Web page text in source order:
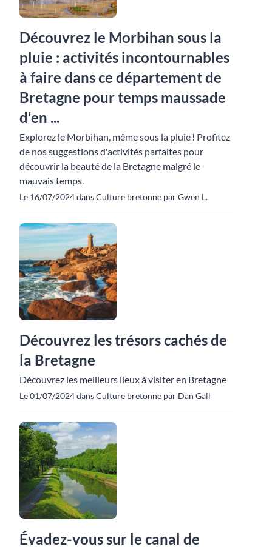
Découvrez le Morbihan sous la
pluie : activités incontournables
à faire dans ce département de
Bretagne pour temps maussade
d'en ...
Explorez le Morbihan, même sous la pluie ! Profitez
de nos suggestions d'activités parfaites pour
découvrir la beauté de la Bretagne malgré le
mauvais temps.
Le 16/07/2024 dans Culture bretonne par Gwen L.
Découvrez les trésors cachés de
la Bretagne
Découvrez les meilleurs lieux à visiter en Bretagne
Le 01/07/2024 dans Culture bretonne par Dan Gall
Évadez-vous sur le canal de